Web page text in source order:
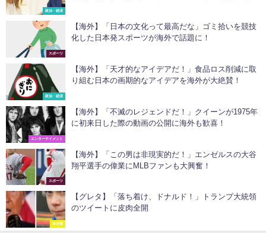
政治・経済
スポーツ
【海外】「日本の文化って最高だな」ゴミ拾いを競技
化した日本発スポーツが海外で話題に！
政治・経済
【海外】「天才的なアイデアだ！」食品ロス削減に取
り組む日本の画期的なアイデアを海外が大絶賛！
エンターテイメント
【海外】「不滅のレジェンドだ！」クイーンが1975年
に初来日した際の動画の公開に海外も歓喜！
スポーツ
【海外】「この男は非現実的だ！」エンゼルスの大谷
翔平選手の偉業にMLBファンも大興奮！
未分類
【グレタ】「落ち着け、ドナルド！」トランプ大統領
のツイートに皮肉全開